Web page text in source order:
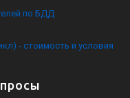
по БДД
- стоимость и условия